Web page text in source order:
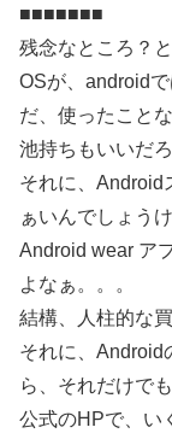
■■■■■■■
残念なところ？
OSが、android
だ、使ったこと
池持ちもいいだ
それに、Android
ぁいんでしょうけ
Android wear ア
よなぁ。。。
結構、人柱的な
それに、Android
ら、それだけで
公式のHPで、い